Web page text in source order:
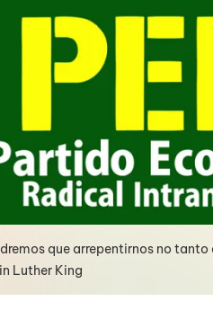
que arrepentirnos no
Luther King